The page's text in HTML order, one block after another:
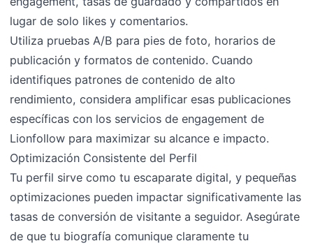
lugar de solo likes y comentarios.
Utiliza pruebas A/B para pies de foto, horarios de
publicación y formatos de contenido. Cuando
identifiques patrones de contenido de alto
rendimiento, considera amplificar esas publicaciones
específicas con los servicios de engagement de
Lionfollow para maximizar su alcance e impacto.
Optimización Consistente del Perfil
Tu perfil sirve como tu escaparate digital, y pequeñas
optimizaciones pueden impactar significativamente las
tasas de conversión de visitante a seguidor. Asegúrate
de que tu biografía comunique claramente tu